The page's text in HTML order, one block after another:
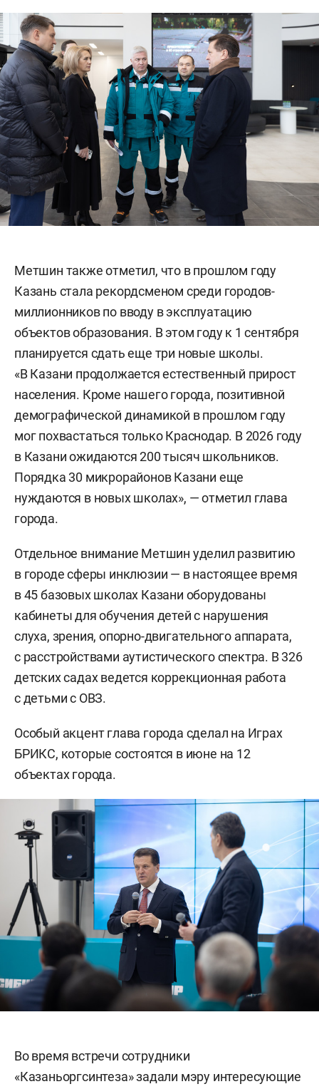
Метшин также отметил, что в прошлом году
Казань стала рекордсменом среди городов-
миллионников по вводу в эксплуатацию
объектов образования. В этом году к 1 сентября
планируется сдать еще три новые школы.
«В Казани продолжается естественный прирост
населения. Кроме нашего города, позитивной
демографической динамикой в прошлом году
мог похвастаться только Краснодар. В 2026 году
в Казани ожидаются 200 тысяч школьников.
Порядка 30 микрорайонов Казани еще
нуждаются в новых школах», — отметил глава
города.
Отдельное внимание Метшин уделил развитию
в городе сферы инклюзии — в настоящее время
в 45 базовых школах Казани оборудованы
кабинеты для обучения детей с нарушения
слуха, зрения, опорно-двигательного аппарата,
с расстройствами аутистического спектра. В 326
детских садах ведется коррекционная работа
с детьми с ОВЗ.
Особый акцент глава города сделал на Играх
БРИКС, которые состоятся в июне на 12
объектах города.
Во время встречи сотрудники
«Казаньоргсинтеза» задали мэру интересующие